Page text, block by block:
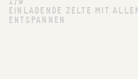
EINLADENDE ZELTE MIT
ENTSPANNEN